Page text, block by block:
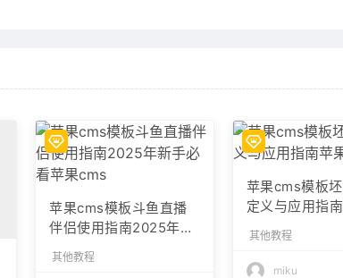
苹果cms模板斗鱼直播
伴侣使用指南2025年新
手必看苹果cms
其他教程
苹果cms模板
定义与应用指
s
其他教程
miku